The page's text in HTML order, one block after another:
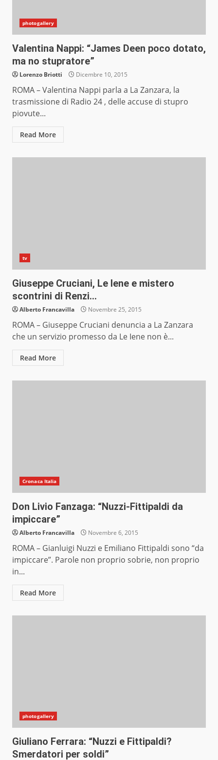
photogallery
Valentina Nappi: “James Deen poco dotato,
ma no stupratore”
Lorenzo Briotti Dicembre 10, 2015
ROMA – Valentina Nappi parla a La Zanzara, la
trasmissione di Radio 24 , delle accuse di stupro
piovute...
Read More
tv
Giuseppe Cruciani, Le Iene e mistero
scontrini di Renzi…
Alberto Francavilla Novembre 25, 2015
ROMA – Giuseppe Cruciani denuncia a La Zanzara
che un servizio promesso da Le Iene non è...
Read More
Cronaca Italia
Don Livio Fanzaga: “Nuzzi-Fittipaldi da
impiccare”
Alberto Francavilla Novembre 6, 2015
ROMA – Gianluigi Nuzzi e Emiliano Fittipaldi sono “da
impiccare”. Parole non proprio sobrie, non proprio
in...
Read More
photogallery
Giuliano Ferrara: “Nuzzi e Fittipaldi?
Smerdatori per soldi”